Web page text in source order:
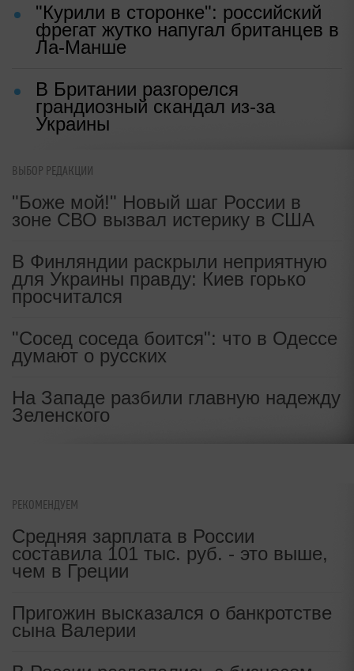
ПО ТЕМЕ
предрекли Зеленскому крах из-за
бегства Рады
"Спрятаться в бункере": в
важного решения Москвы
"Курили в сторонке": российский
фрегат жутко напугал британцев в
Ла-Манше
В Британии разгорелся
грандиозный скандал из-за
ВЫБОР РЕДАКЦИИ
"Боже мой!" Новый шаг России в
зоне СВО вызвал истерику в США
В Финляндии раскрыли неприятную
для Украины правду: Киев горько
просчитался
"Сосед соседа боится": что в Одессе
думают о русских
На Западе разбили главную надежду
Зеленского
РЕКОМЕНДУЕМ
Средняя зарплата в России
составила 101 тыс. руб. - это выше,
чем в Греции
Пригожин высказался о банкротстве
сына Валерии